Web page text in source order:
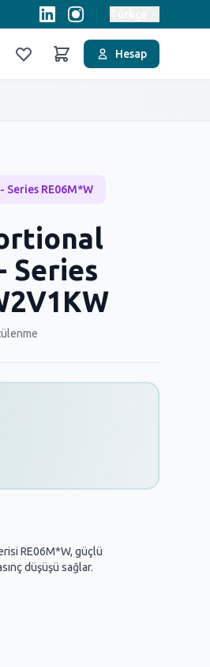
FavorilerSepet
Hesap
RE06M*W
Series
RE06M*W, güçlü
düşüşü sağlar.